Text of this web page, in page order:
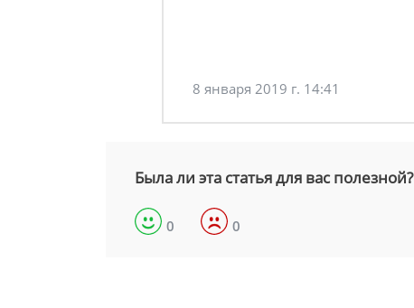
8 января 2019 г. 14:41
Была ли эта статья для вас полезной?
0 0